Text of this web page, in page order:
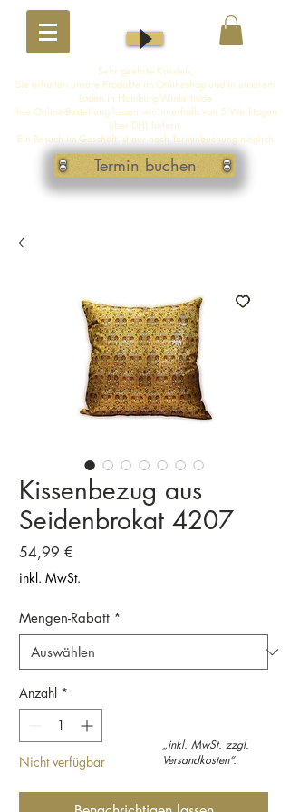
Sehr geehrte Kunden,
Sie erhalten unsere Produkte im Onlineshop und in unserem
Laden in Hamburg-Winterhude
Ihre Online-Bestellung lassen wir innerhalb von 5 Werktagen
über DHL liefern.
Ein Besuch im Geschäft ist nur nach Terminbuchung möglich
Termin buchen
Kissenbezug aus
Seidenbrokat 4207
54,99 €
inkl. MwSt.
Mengen-Rabatt *
Anzahl *
Nicht verfügbar
„inkl. MwSt. zzgl.
Versandkosten“.